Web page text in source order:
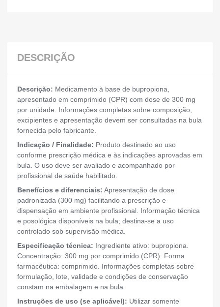
DESCRIÇÃO
Descrição: Medicamento à base de bupropiona,
apresentado em comprimido (CPR) com dose de 300 mg
por unidade. Informações completas sobre composição,
excipientes e apresentação devem ser consultadas na bula
fornecida pelo fabricante.
Indicação / Finalidade: Produto destinado ao uso
conforme prescrição médica e às indicações aprovadas em
bula. O uso deve ser avaliado e acompanhado por
profissional de saúde habilitado.
Benefícios e diferenciais: Apresentação de dose
padronizada (300 mg) facilitando a prescrição e
dispensação em ambiente profissional. Informação técnica
e posológica disponíveis na bula; destina-se a uso
controlado sob supervisão médica.
Especificação técnica: Ingrediente ativo: bupropiona.
Concentração: 300 mg por comprimido (CPR). Forma
farmacêutica: comprimido. Informações completas sobre
formulação, lote, validade e condições de conservação
constam na embalagem e na bula.
Instruções de uso (se aplicável): Utilizar somente